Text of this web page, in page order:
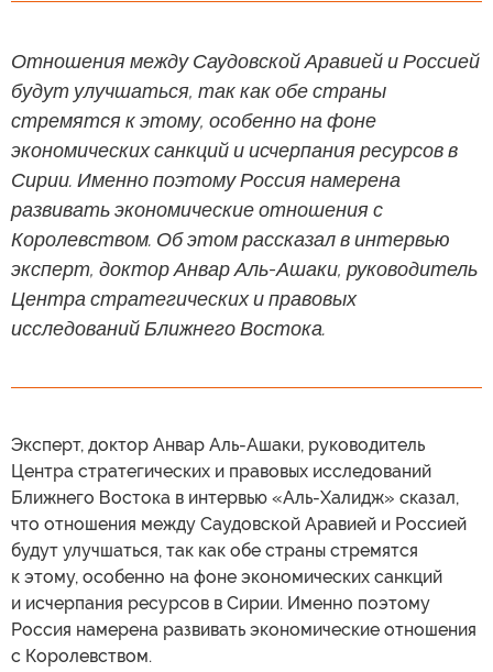
Отношения между Саудовской Аравией и Россией
будут улучшаться, так как обе страны
стремятся к этому, особенно на фоне
экономических санкций и исчерпания ресурсов в
Сирии. Именно поэтому Россия намерена
развивать экономические отношения с
Королевством. Об этом рассказал в интервью
эксперт, доктор Анвар Аль-Ашаки, руководитель
Центра стратегических и правовых
исследований Ближнего Востока.
Эксперт, доктор Анвар Аль-Ашаки, руководитель
Центра стратегических и правовых исследований
Ближнего Востока в интервью «Аль-Халидж» сказал,
что отношения между Саудовской Аравией и Россией
будут улучшаться, так как обе страны стремятся
к этому, особенно на фоне экономических санкций
и исчерпания ресурсов в Сирии. Именно поэтому
Россия намерена развивать экономические отношения
с Королевством.